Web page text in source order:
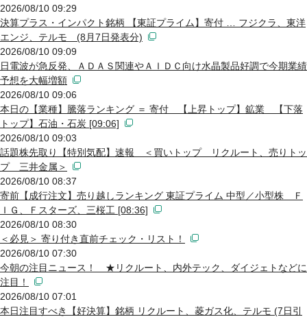
2026/08/10 09:29
決算プラス・インパクト銘柄 【東証プライム】寄付 … フジクラ、東洋
エンジ、テルモ (8月7日発表分)
2026/08/10 09:09
日電波が急反発、ＡＤＡＳ関連やＡＩＤＣ向け水晶製品好調で今期業績
予想を大幅増額
2026/08/10 09:06
本日の【業種】騰落ランキング ＝ 寄付 【上昇トップ】鉱業 【下落
トップ】石油・石炭 [09:06]
2026/08/10 09:03
話題株先取り【特別気配】速報 ＜買いトップ リクルート、売りトッ
プ 三井金属＞
2026/08/10 08:37
寄前【成行注文】売り越しランキング 東証プライム 中型／小型株 Ｆ
ＩＧ、Ｆスターズ、三桜工 [08:36]
2026/08/10 08:30
＜必見＞ 寄り付き直前チェック・リスト！
2026/08/10 07:30
今朝の注目ニュース！ ★リクルート、内外テック、ダイジェトなどに
注目！
2026/08/10 07:01
本日注目すべき【好決算】銘柄 リクルート、菱ガス化、テルモ (7日引